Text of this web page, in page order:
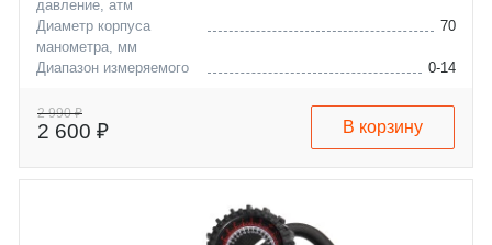
давление, атм
Диаметр корпуса
манометра, мм
70
Диапазон измеряемого
0-14
Длина шланга с
наконечником, см
45
2 990 ₽
2 600 ₽ В корзину